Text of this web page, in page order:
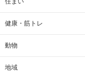
健康・筋トレ
動物
地域